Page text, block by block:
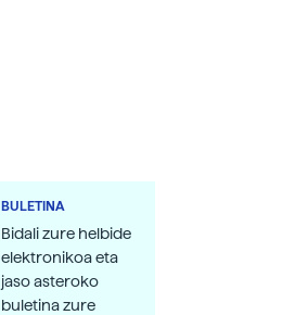
BULETINA
Bidali zure helbide
elektronikoa eta
jaso asteroko
buletina zure